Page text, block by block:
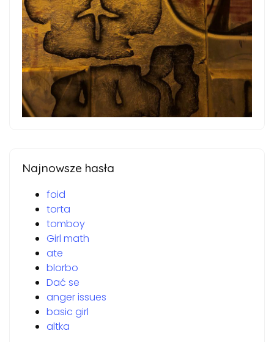
Najnowsze hasła
foid
torta
tomboy
Girl math
ate
blorbo
Dać se
anger issues
basic girl
altka